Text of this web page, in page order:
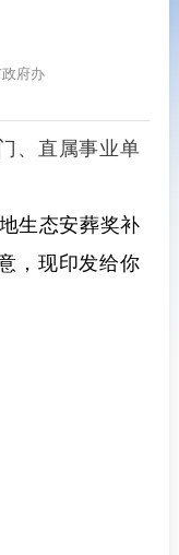
府办
、直属事业单
生态安葬奖补
，现印发给你